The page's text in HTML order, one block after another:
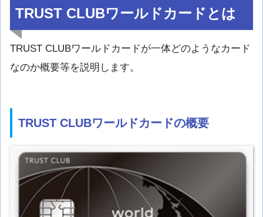
TRUST CLUBワールドカードとは
TRUST CLUBワールドカードが一体どのようなカード
なのか概要等を説明します。
TRUST CLUBワールドカードの概要